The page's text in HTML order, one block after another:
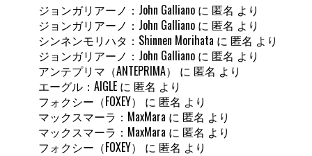
ジョンガリアーノ：John Galliano に 匿名 より
ジョンガリアーノ：John Galliano に 匿名 より
シンネンモリハタ：Shinnen Morihata に 匿名 より
ジョンガリアーノ：John Galliano に 匿名 より
アンテプリマ（ANTEPRIMA）
に 匿名 より
エーグル：AIGLE に 匿名 より
フォクシー（FOXEY）
に 匿名 より
マックスマーラ：MaxMara に 匿名 より
マックスマーラ：MaxMara に 匿名 より
フォクシー（FOXEY）
に 匿名 より